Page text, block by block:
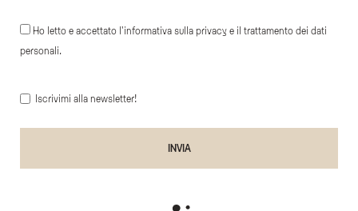
Ho letto e accettato l'informativa sulla privacy e il trattamento dei dati
personali.
Iscrivimi alla newsletter!